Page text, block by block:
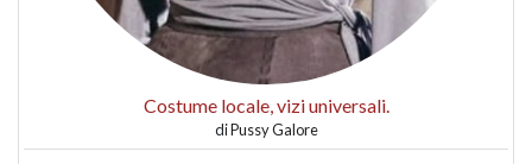
Costume locale, vizi universali.
diPussy Galore